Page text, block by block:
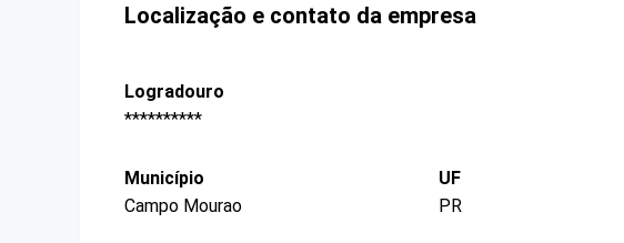
Localização e contato da empresa
Logradouro
**********
Município
Campo Mourao
UF
PR